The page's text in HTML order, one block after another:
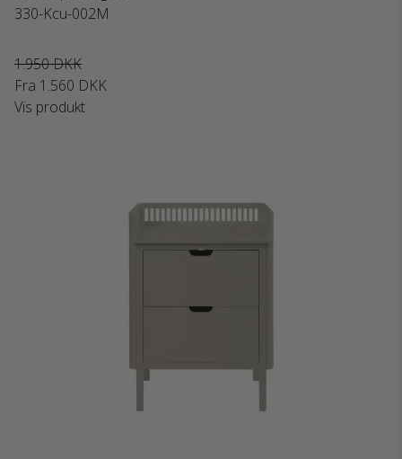
330-Kcu-002M
1.950 DKK
Fra 1.560 DKK
Vis produkt